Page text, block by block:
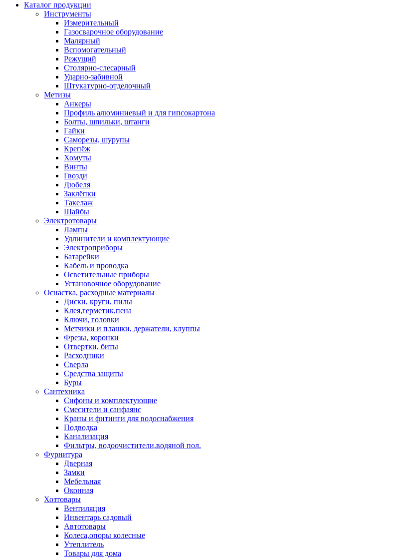
Каталог продукции
Инструменты
Измерительный
Газосварочное оборудование
Малярный
Вспомогательный
Режущий
Столярно-слесарный
Ударно-забивной
Штукатурно-отделочный
Метизы
Анкеры
Профиль алюминиевый и для гипсокартона
Болты, шпильки, штанги
Гайки
Саморезы, шурупы
Крепёж
Хомуты
Винты
Гвозди
Дюбеля
Заклёпки
Такелаж
Шайбы
Электротовары
Лампы
Удлинители и комплектующие
Электроприборы
Батарейки
Кабель и проводка
Осветительные приборы
Установочное оборудование
Оснастка, расходные материалы
Диски, круги, пилы
Клея,герметик,пена
Ключи, головки
Метчики и плашки, держатели, клуппы
Фрезы, коронки
Отвертки, биты
Расходники
Сверла
Средства защиты
Буры
Сантехника
Сифоны и комплектующие
Смесители и санфаянс
Краны и фитинги для водоснабжения
Подводка
Канализация
Фильтры, водоочистители,водяной пол.
Фурнитура
Дверная
Замки
Мебельная
Оконная
Хозтовары
Вентиляция
Инвентарь садовый
Автотовары
Колеса,опоры колесные
Утеплитель
Товары для дома